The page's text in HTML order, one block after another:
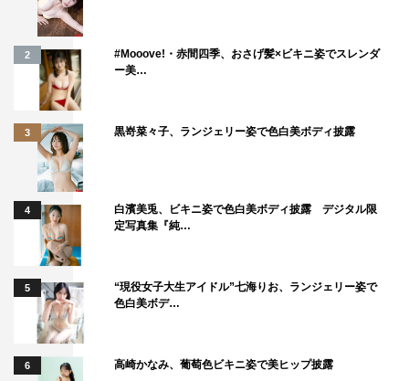
した。2019年6月にアンジュルムとハロー！プロジェクト
を卒業した後もアイドル活動を続ける傍ら、大学院では美
術を専攻。特技は「美術について話すこと」と挙げるほど
の美術への関心の高さを買われて今回の番組キュレーター
就任が決定した。
和田彩花コメント「文化を身近に感じてもらえたらう
2
#Mooove!・赤間四季、おさげ髪×ビキニ姿でスレンダ
ー美…
3 黒嵜菜々子、ランジェリー姿で色白美ボディ披露
4
白濱美兎、ビキニ姿で色白美ボディ披露 デジタル限
定写真集『純…
5
“現役女子大生アイドル”七海りお、ランジェリー姿で
色白美ボデ…
6 高崎かなみ、葡萄色ビキニ姿で美ヒップ披露